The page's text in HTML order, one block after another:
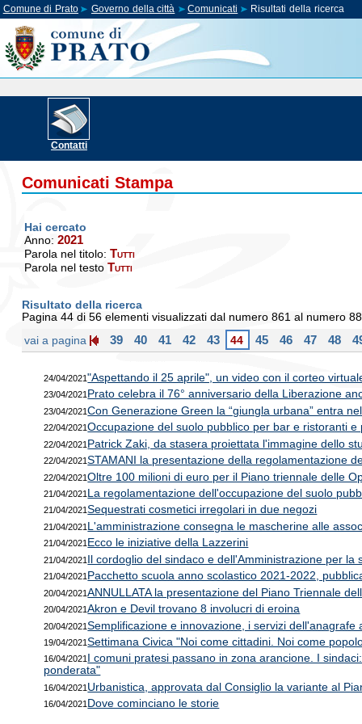
Comune di Prato Governo della città Comunicati Risultati della ricerca
Contatti
Comunicati Stampa
Hai cercato
Anno: 2021
Parola nel titolo: Tutti
Parola nel testo Tutti
Risultato della ricerca
Pagina 44 di 56 elementi visualizzati dal numero 861 al numero
vai a pagina 39 40 41 42 43 44 45 46 47 48
24/04/2021"Aspettando il 25 aprile", un video con il corteo
23/04/2021 Prato celebra il 76° anniversario della Liberazione
23/04/2021Con Generazione Green la “giungla urbana” entra
22/04/2021Occupazione del suolo pubblico per bar e ristoranti
22/04/2021 Patrick Zaki, da stasera proiettata l'immagine dello
22/04/2021STAMANI la presentazione della regolamentazione
22/04/2021Oltre 100 milioni di euro per il Piano triennale delle
21/04/2021 La regolamentazione dell'occupazione del suolo
21/04/2021Sequestrati cosmetici irregolari in due negozi
21/04/2021 L'amministrazione consegna le mascherine alle
21/04/2021 Ecco le iniziative della Lazzerini
21/04/2021 Il cordoglio del sindaco e dell'Amministrazione per
21/04/2021 Pacchetto scuola anno scolastico 2021-2022,
20/04/2021ANNULLATA la presentazione del Piano Triennale
20/04/2021Akron e Devil trovano 8 involucri di eroina
20/04/2021Semplificazione e innovazione, i servizi dell'anagrafe
19/04/2021Settimana Civica "Noi come cittadini. Noi come
16/04/2021
I comuni pratesi passano in zona arancione. I
ponderata"
16/04/2021 Urbanistica, approvata dal Consiglio la variante al
16/04/2021 Dove cominciano le storie